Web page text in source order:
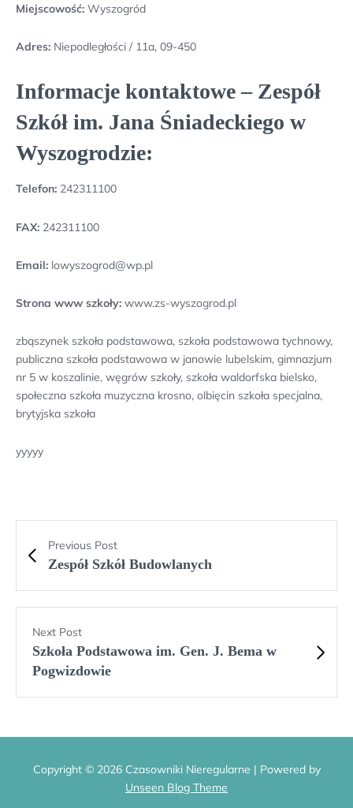
Miejscowość: Wyszogród
Adres: Niepodległości / 11a, 09-450
Informacje kontaktowe – Zespół
Szkół im. Jana Śniadeckiego w
Wyszogrodzie:
Telefon: 242311100
FAX: 242311100
Email: lowyszogrod@wp.pl
Strona www szkoły: www.zs-wyszogrod.pl
zbąszynek szkoła podstawowa, szkoła podstawowa tychnowy,
publiczna szkoła podstawowa w janowie lubelskim, gimnazjum
nr 5 w koszalinie, węgrów szkoły, szkoła waldorfska bielsko,
społeczna szkoła muzyczna krosno, olbięcin szkoła specjalna,
brytyjska szkoła
yyyyy
Previous Post
Zespół Szkół Budowlanych
Next Post
Szkoła Podstawowa im. Gen. J. Bema w
Pogwizdowie
Copyright © 2026 Czasowniki Nieregularne | Powered by
Unseen Blog Theme